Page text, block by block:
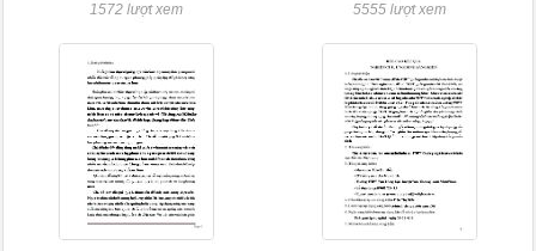
1572 lượt xem 5555 lượt xem